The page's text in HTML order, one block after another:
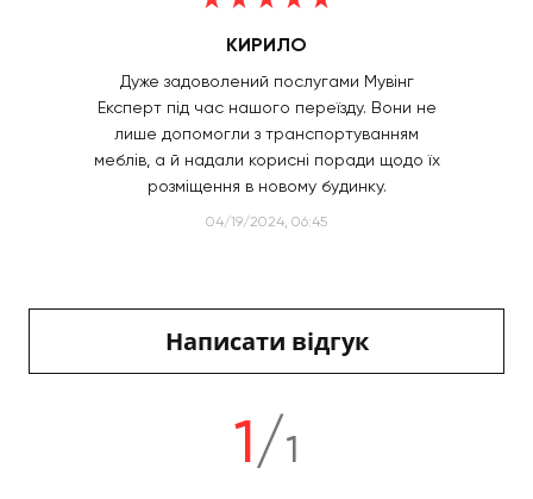
Дуже задоволений послугами Мувінг
Експерт під час нашого переїзду. Вони не
лише допомогли з транспортуванням
меблів, а й надали корисні поради щодо їх
розміщення в новому будинку.
КИРИЛО
04/19/2024, 06:45
Написати відгук
1/1